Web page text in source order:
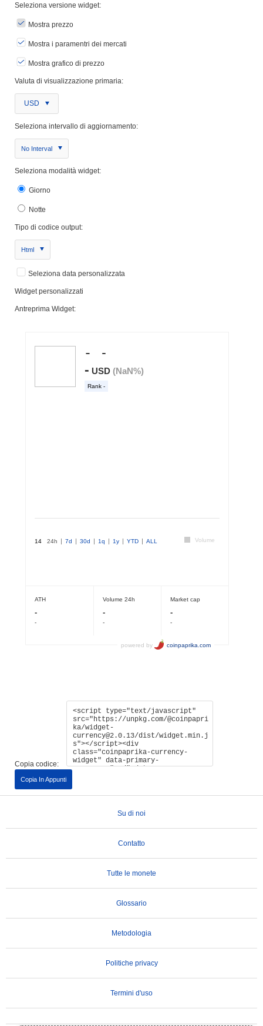
Seleziona versione widget:
Mostra prezzo
Mostra i paramentri dei mercati
Mostra grafico di prezzo
Valuta di visualizzazione primaria:
USD
Seleziona intervallo di aggiornamento:
No Interval
Seleziona modalità widget:
Giorno
Notte
Tipo di codice output:
Html
Seleziona data personalizzata
Widget personalizzati
Antreprima Widget:
Copia codice:
Copia In Appunti
Su di noi
Contatto
Tutte le monete
Glossario
Metodologia
Politiche privacy
Termini d'uso